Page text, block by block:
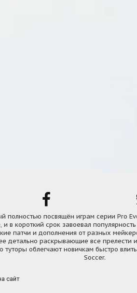
полностью посвящён играм серии Pro
и в короткий срок завоевал
патчи и дополнения от разных
детально раскрывающие все прелести
облегчают новичкам быстро
Soccer.
сайт